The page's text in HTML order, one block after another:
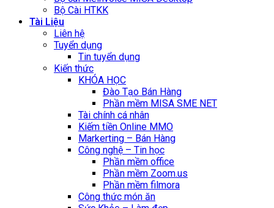
Bộ Cài HTKK
Tài Liệu
Liên hệ
Tuyển dụng
Tin tuyển dụng
Kiến thức
KHÓA HỌC
Đào Tạo Bán Hàng
Phần mềm MISA SME NET
Tài chính cá nhân
Kiếm tiền Online MMO
Markerting – Bán Hàng
Công nghệ – Tin học
Phần mềm office
Phần mềm Zoom.us
Phần mềm filmora
Công thức món ăn